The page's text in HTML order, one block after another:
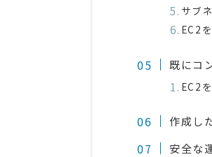
サブ
EC2
既にコ
EC2
作成し
安全な